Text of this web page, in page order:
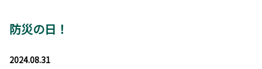
防災の日！
2024.08.31